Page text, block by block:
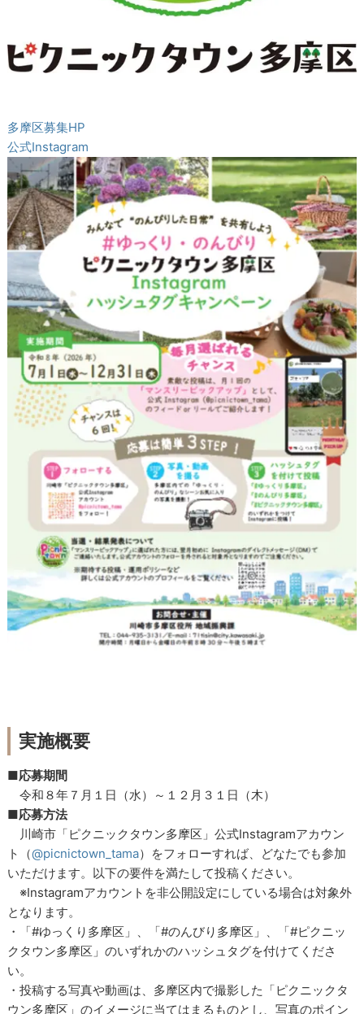
多摩区募集HP
公式Instagram
実施概要
■応募期間
令和８年７月１日（水）～１２月３１日（木）
■応募方法
川崎市「ピクニックタウン多摩区」公式Instagramアカウン
ト（@picnictown_tama）をフォローすれば、どなたでも参加
いただけます。以下の要件を満たして投稿ください。
※Instagramアカウントを非公開設定にしている場合は対象外
となります。
・「#ゆっくり多摩区」、「#のんびり多摩区」、「#ピクニッ
クタウン多摩区」のいずれかのハッシュタグを付けてくださ
い。
・投稿する写真や動画は、多摩区内で撮影した「ピクニックタ
ウン多摩区」のイメージに当てはまるものとし、写真のポイン